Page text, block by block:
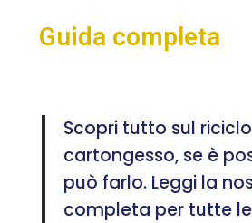
Guida completa
Scopri tutto sul
cartongesso, se è
può farlo. Leggi la
completa per tutte